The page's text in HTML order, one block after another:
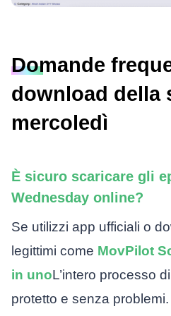
Domande
download della
mercoledì
È sicuro scaricare gli
Wednesday online?
Se utilizzi app ufficiali o
legittimi come MovPilot
in unoL’intero processo
protetto e senza